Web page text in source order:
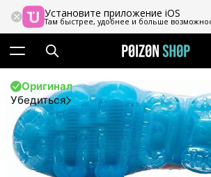
Установите приложение iOS
Там быстрее, удобнее и больше
Оригинал
Убедиться